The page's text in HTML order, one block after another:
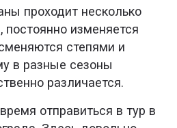
проходит несколько
постоянно изменяется
степями и
в разные сезоны
различается.
отправиться в тур в